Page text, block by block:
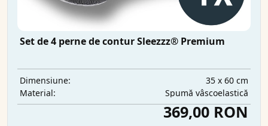
Set de 4 perne de contur Sleezzz® Premium
Dimensiune:
35 x 60 cm
Material:
Spumă vâscoelastică
369,00 RON